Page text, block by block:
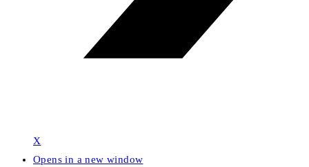
X
Opens in a new window